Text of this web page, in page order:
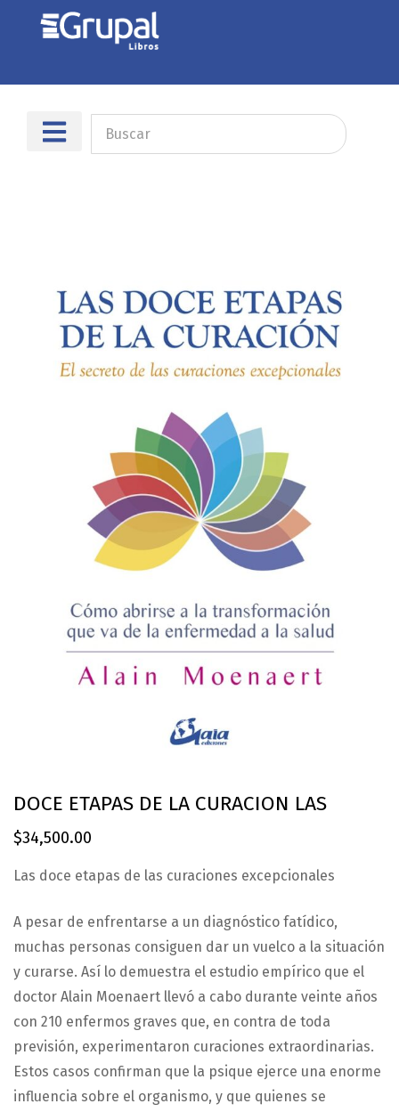
DOCE ETAPAS DE LA CURACION LAS
$34,500.00
Las doce etapas de las curaciones excepcionales
A pesar de enfrentarse a un diagnóstico fatídico,
muchas personas consiguen dar un vuelco a la situación
y curarse. Así lo demuestra el estudio empírico que el
doctor Alain Moenaert llevó a cabo durante veinte años
con 210 enfermos graves que, en contra de toda
previsión, experimentaron curaciones extraordinarias.
Estos casos confirman que la psique ejerce una enorme
influencia sobre el organismo, y que quienes se